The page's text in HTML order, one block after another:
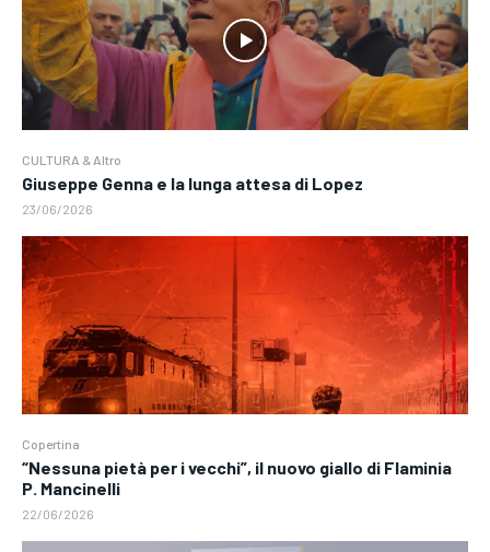
CULTURA & Altro
Giuseppe Genna e la lunga attesa di Lopez
23/06/2026
Copertina
“Nessuna pietà per i vecchi”, il nuovo giallo di Flaminia
P. Mancinelli
22/06/2026